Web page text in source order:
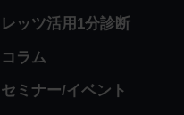
レッツ活用1分診断
コラム
セミナー/イベント